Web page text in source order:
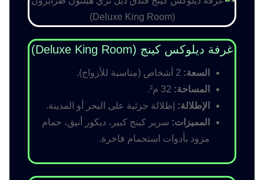
غرفة ديلوكس كينج (Deluxe King Room)
السعة:
المساحة:
الإطلالة: إطلالة جزئية على البحر أو المدينة.
المميزات: سرير كينج كبير، ديكور أنيق، حمام
مزود بأدوات استحمام فاخرة.